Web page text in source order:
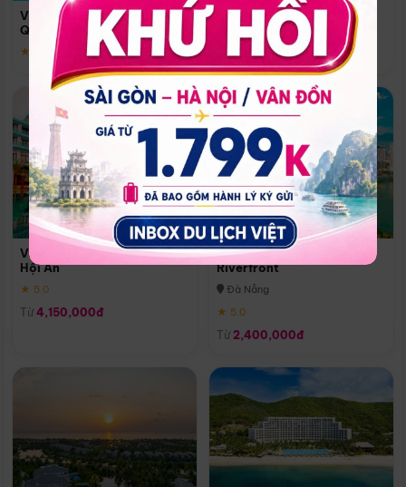
Vinpearl Resort & Spa Phu
Quoc
★ 5.0
Quoc
Phú Quốc
★ 5.0
Vinpearl Resort & Golf Nam
Hội An
★ 5.0
Từ 4,150,000đ
Melia Vinpearl Danang
Riverfront
Đà Nẵng
★ 5.0
Từ 2,400,000đ